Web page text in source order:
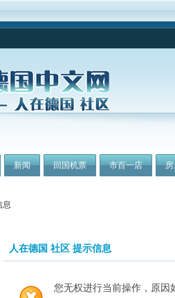
新闻 回国机票 市百一店
息
人在德国 社区 提示信息
您无权进行当前操作，原因